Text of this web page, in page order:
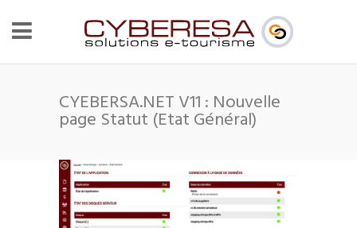
CYEBERSA.NET V11 : Nouvelle
page Statut (Etat Général)